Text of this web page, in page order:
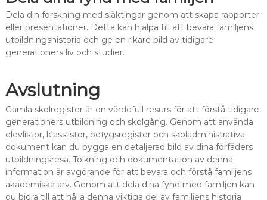
Dela din forskning med släktingar genom att skapa rapporter
eller presentationer. Detta kan hjälpa till att bevara familjens
utbildningshistoria och ge en rikare bild av tidigare
generationers liv och studier.
Avslutning
Gamla skolregister är en värdefull resurs för att förstå tidigare
generationers utbildning och skolgång. Genom att använda
elevlistor, klasslistor, betygsregister och skoladministrativa
dokument kan du bygga en detaljerad bild av dina förfäders
utbildningsresa. Tolkning och dokumentation av denna
information är avgörande för att bevara och förstå familjens
akademiska arv. Genom att dela dina fynd med familjen kan
du bidra till att hålla denna viktiga del av familjens historia